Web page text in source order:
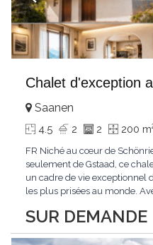
Chalet d'exception
SUR DEMANDE
Saanen
4.5 2 2 200 m
FR Niché au cœur de
seulement de Gstaad, ce
un cadre de vie exceptionnel
les plus prisées au monde.
situation dominante offrant
Gstaad et les sommets...